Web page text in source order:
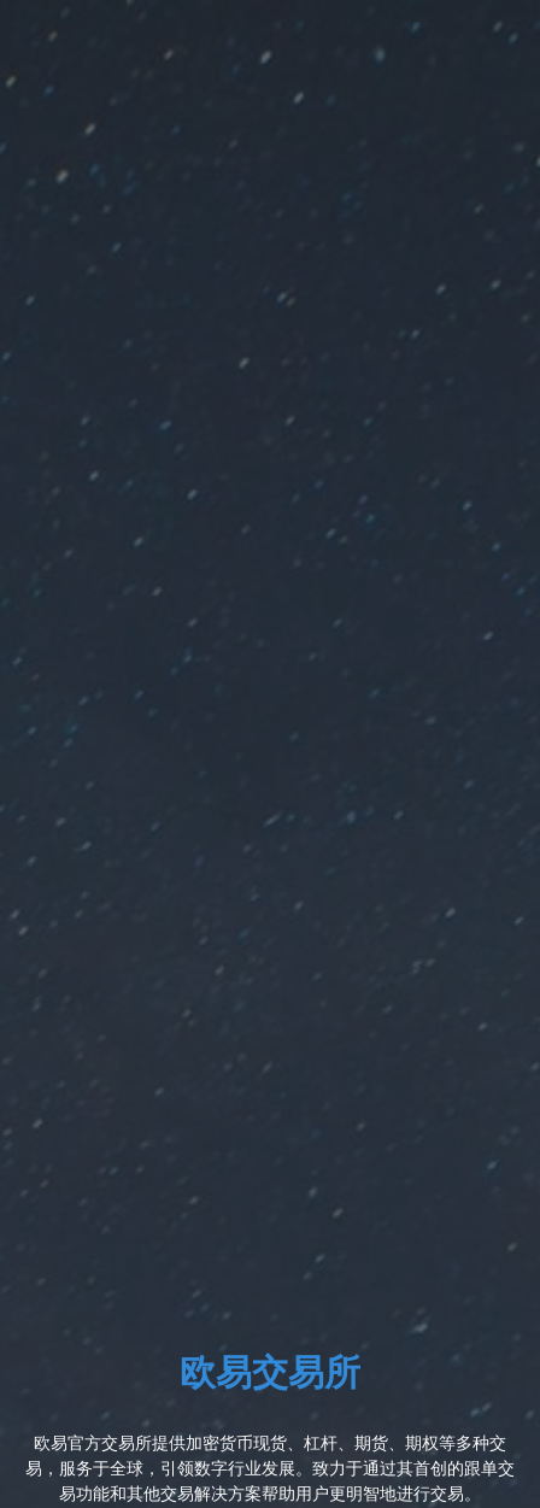
欧易交易所
欧易官方交易所提供加密货币现货、杠杆、期货、期权等多种交
易，服务于全球，引领数字行业发展。致力于通过其首创的跟单交
易功能和其他交易解决方案帮助用户更明智地进行交易。